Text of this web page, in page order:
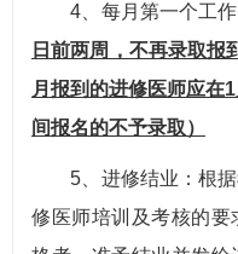
4、每月第一个工作
日前两周，不再录取报
月报到的进修医师应在
间报名的不予录取）
5、进修结业：根据
修医师培训及考核的